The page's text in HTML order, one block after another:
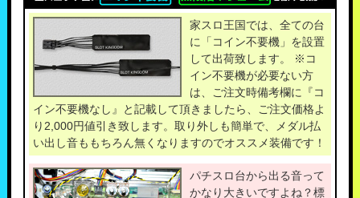
家スロ王国では、全ての台
に「コイン不要機」を設置
して出荷致します。 ※コ
イン不要機が必要ない方
は、ご注文時備考欄に『コ
イン不要機なし』と記載して頂きましたら、ご注文価格よ
り2,000円値引き致します。取り外しも簡単で、メダル払
い出し音ももちろん無くなりますのでオススメ装備です！
パチスロ台から出る音って
かなり大きいですよね？標